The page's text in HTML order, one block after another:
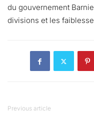
du gouvernement
divisions et les
Previous article